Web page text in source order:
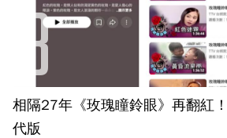
相隔27年《玫瑰瞳鈴眼》再翻紅
代版